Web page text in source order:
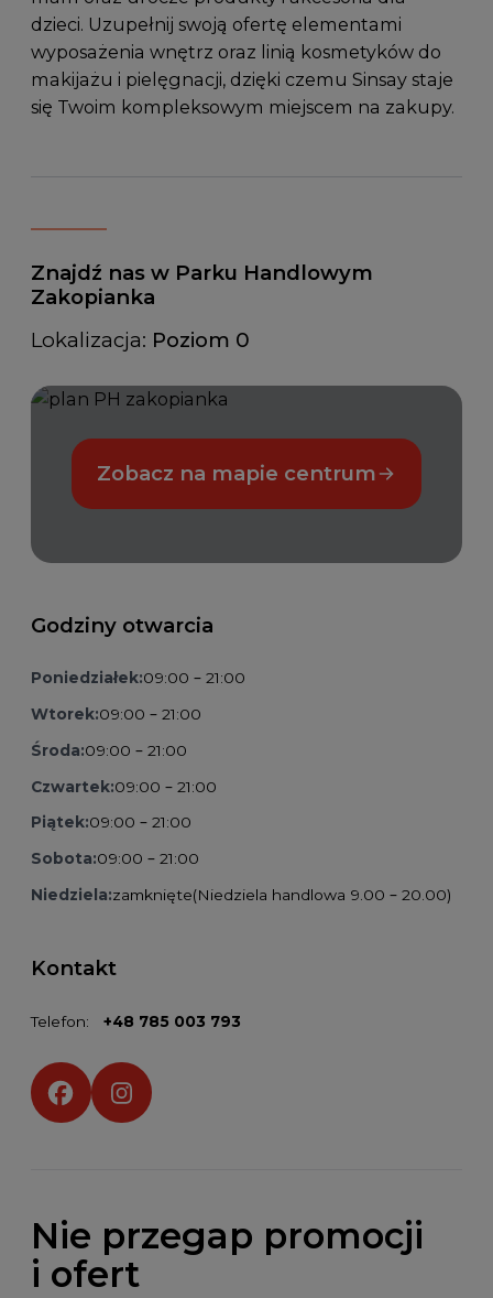
dzieci. Uzupełnij swoją ofertę elementami
wyposażenia wnętrz oraz linią kosmetyków do
makijażu i pielęgnacji, dzięki czemu Sinsay staje
się Twoim kompleksowym miejscem na zakupy.
Znajdź nas w Parku Handlowym
Zakopianka
Lokalizacja: Poziom 0
Zobacz na mapie centrum
Godziny otwarcia
Poniedziałek:09:00 – 21:00
Wtorek:09:00 – 21:00
Środa:09:00 – 21:00
Czwartek:09:00 – 21:00
Piątek:09:00 – 21:00
Sobota:09:00 – 21:00
Niedziela:zamknięte(Niedziela handlowa 9.00 – 20.00)
Kontakt
Telefon: +48 785 003 793
Social media:
Nie przegap promocji
i ofert